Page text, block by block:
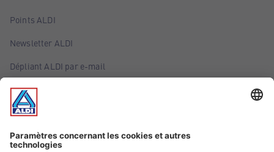
Points ALDI
Newsletter ALDI
Dépliant ALDI par e-mail
Offres
Infos essentielles